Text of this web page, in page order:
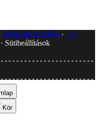
Javítások kezelése
Jogi
Sütibeállítások
Kör